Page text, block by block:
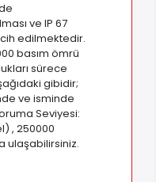
ve IP 67
edilmektedir.
basım ömrü
sürece
gibidir;
ve isminde
Seviyesi:
, 250000
ulaşabilirsiniz.